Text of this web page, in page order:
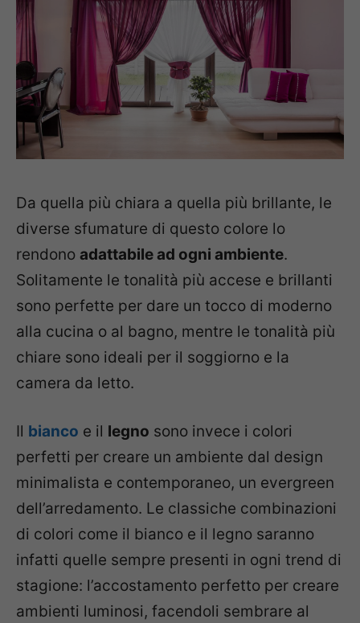
Da quella più chiara a quella più brillante, le
diverse sfumature di questo colore lo
rendono adattabile ad ogni ambiente.
Solitamente le tonalità più accese e brillanti
sono perfette per dare un tocco di moderno
alla cucina o al bagno, mentre le tonalità più
chiare sono ideali per il soggiorno e la
camera da letto.
Il bianco e il legno sono invece i colori
perfetti per creare un ambiente dal design
minimalista e contemporaneo, un evergreen
dell’arredamento. Le classiche combinazioni
di colori come il bianco e il legno saranno
infatti quelle sempre presenti in ogni trend di
stagione: l’accostamento perfetto per creare
ambienti luminosi, facendoli sembrare al